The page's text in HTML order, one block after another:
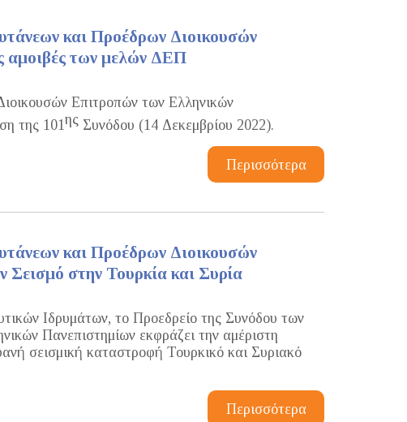
και Προέδρων Διοικουσών
αμοιβές των μελών ΔΕΠ
Επιτροπών των Ελληνικών
της 101ηςΣυνόδου (14 Δεκεμβρίου 2022).
Περισσότερα
και Προέδρων Διοικουσών
Σεισμό στην Τουρκία και Συρία
Ιδρυμάτων, το Προεδρείο της Συνόδου των
Πανεπιστημίων εκφράζει την αμέριστη
σεισμική καταστροφή Τουρκικό και Συριακό
Περισσότερα